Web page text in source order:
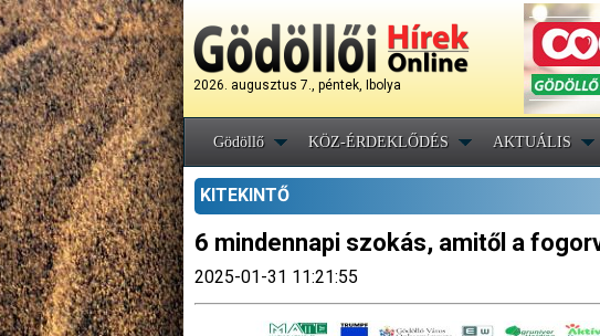
2026. augusztus 7., péntek, Ibolya
Gödöllő KÖZ-ÉRDEKLŐDÉS AKTUÁLIS
KITEKINTŐ
6 mindennapi szokás, amitől a
2025-01-31 11:21:55